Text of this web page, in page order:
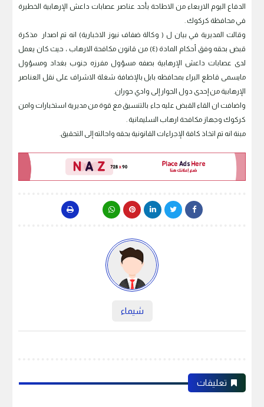
الدفاع اليوم الاربعاء من الاطاحة بأحد عناصر عصابات داعش الإرهابية الخطيرة
في محافظة كركوك .
وقالت المديرية في بيان ل ( وكالة ضفاف نيوز الاخبارية) انه تم اصدار مذكرة
قبض بحقه وفق أحكام المادة (٤) من قانون مكافحة الارهاب ، حيث كان يعمل
لدى عصابات داعش الإرهابية بصفه مسؤول مفرزه جنوب بغداد ومسؤول
مايسمى قاطع البراء بمحافظه بابل بالإضافة شغلة الاشراف على نقل العناصر
الإرهابية من إحدى دول الجوار إلى وادي حوران.
واضافت ان القاء القبض عليه جاء بالتنسيق مع قوة من مديرية استخبارات وامن
كركوك وجهاز مكافحة ارهاب السليمانية .
مبنة انه تم اتخاذ كافة الإجراءات القانونية بحقه واحالته إلى التحقيق.
شيماء
تعليقات